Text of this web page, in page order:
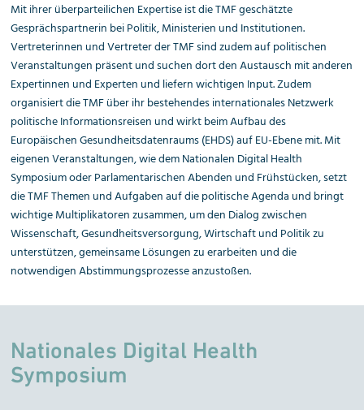
Mit ihrer überparteilichen Expertise ist die TMF geschätzte
Gesprächspartnerin bei Politik, Ministerien und Institutionen.
Vertreterinnen und Vertreter der TMF sind zudem auf politischen
Veranstaltungen präsent und suchen dort den Austausch mit anderen
Expertinnen und Experten und liefern wichtigen Input. Zudem
organisiert die TMF über ihr bestehendes internationales Netzwerk
politische Informationsreisen und wirkt beim Aufbau des
Europäischen Gesundheitsdatenraums (EHDS) auf EU-Ebene mit. Mit
eigenen Veranstaltungen, wie dem Nationalen Digital Health
Symposium oder Parlamentarischen Abenden und Frühstücken, setzt
die TMF Themen und Aufgaben auf die politische Agenda und bringt
wichtige Multiplikatoren zusammen, um den Dialog zwischen
Wissenschaft, Gesundheitsversorgung, Wirtschaft und Politik zu
unterstützen, gemeinsame Lösungen zu erarbeiten und die
notwendigen Abstimmungsprozesse anzustoßen.
Nationales Digital Health
Symposium